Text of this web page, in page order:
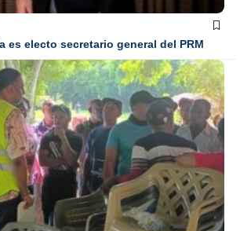
es electo secretario general del PRM